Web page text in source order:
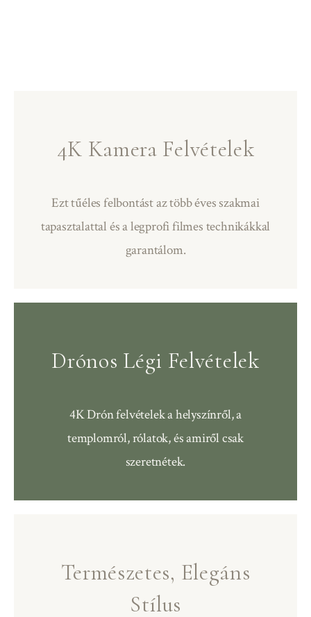
4K Kamera Felvételek
Ezt tűéles felbontást az több éves szakmai
tapasztalattal és a legprofi filmes technikákkal
garantálom.
Drónos Légi Felvételek
4K Drón felvételek a helyszínről, a
templomról, rólatok, és amiről csak
szeretnétek.
Természetes, Elegáns
Stílus